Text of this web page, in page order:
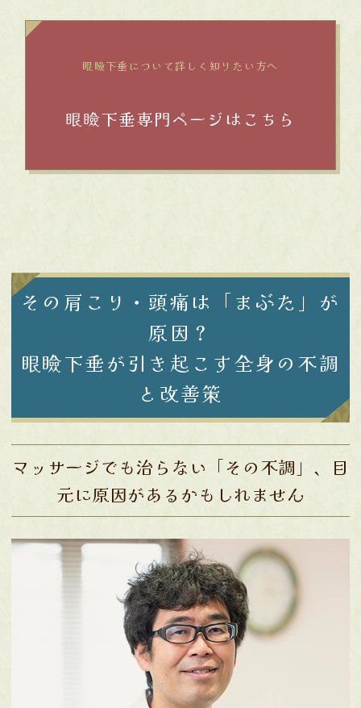
眼瞼下垂について詳しく知りたい方へ
眼瞼下垂専門ページはこちら
その肩こり・頭痛は「まぶた」が
原因？
眼瞼下垂が引き起こす全身の不調
と改善策
マッサージでも治らない「その不調」、目
元に原因があるかもしれません